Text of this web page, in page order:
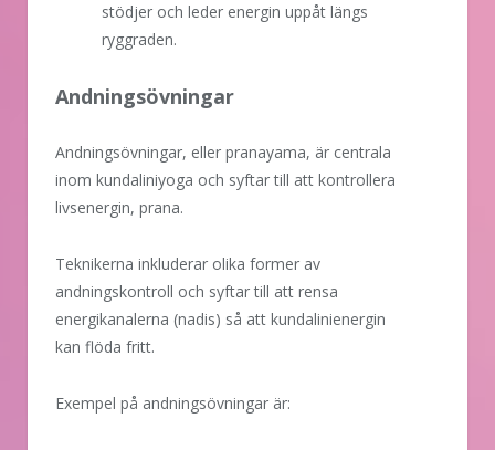
stödjer och leder energin uppåt längs
ryggraden.
Andningsövningar
Andningsövningar, eller pranayama, är centrala
inom kundaliniyoga och syftar till att kontrollera
livsenergin, prana.
Teknikerna inkluderar olika former av
andningskontroll och syftar till att rensa
energikanalerna (nadis) så att kundalinienergin
kan flöda fritt.
Exempel på andningsövningar är: